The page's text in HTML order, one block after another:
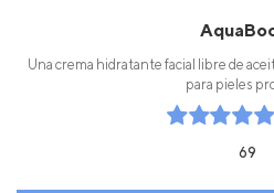
Una crema hidratante facial libre de
para pieles
69